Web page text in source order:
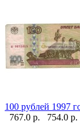
100 рублей 1997
767.0 р.
754.0 р.